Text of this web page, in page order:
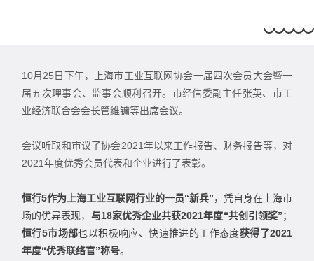
10月25日下午，上海市工业互联网协会一届四次会员大会暨一
届五次理事会、监事会顺利召开。市经信委副主任张英、市工
业经济联合会会长管维镛等出席会议。
会议听取和审议了协会2021年以来工作报告、财务报告等，对
2021年度优秀会员代表和企业进行了表彰。
恒行5作为上海工业互联网行业的一员“新兵”，凭自身在上海市
场的优异表现， 与18家优秀企业共获2021年度“共创引领奖”；
恒行5市场部也以积极响应、快速推进的工作态度获得了2021
年度“优秀联络官”称号。